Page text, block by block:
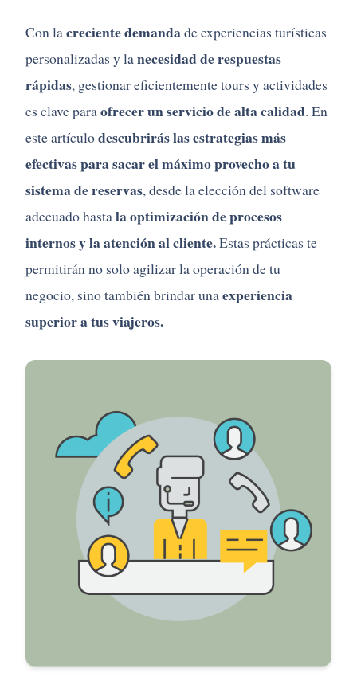
Conlacrecientedemandadeexperiencias turísticas
personalizadas ylanecesidadderespuestas
rápidas, gestionareficientementetours yactividades
es claveparaofrecerunserviciodealtacalidad. En
esteartículodescubriráslasestrategiasmás
efectivasparasacarelmáximoprovechoatu
sistemadereservas,desdelaeleccióndel software
adecuadohastalaoptimizacióndeprocesos
internosylaatenciónalcliente.Estas prácticas te
permitiránno soloagilizarlaoperacióndetu
negocio, sinotambiénbrindarunaexperiencia
superioratusviajeros.